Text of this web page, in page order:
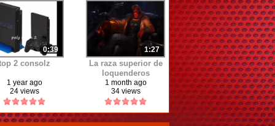
0:39
2 consolz
1 year ago
24 views
1:27
La raza superior de
loquenderos
(hellboy)
1 month ago
34 views